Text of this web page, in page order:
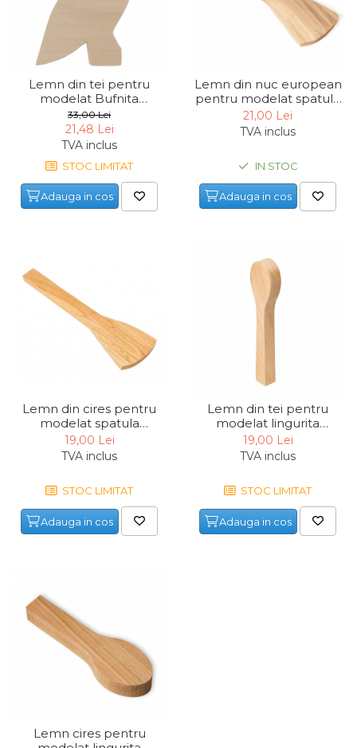
Lemn din tei pentru
modelat Bufnita
BeaverCraft Bird Owl, 100
mm
33,00 Lei
21,48 Lei
TVA inclus
STOC LIMITAT
Adauga in cos
Lemn din nuc european
pentru modelat spatula
BeaverCraft B11 Walnut,
290 mm
21,00 Lei
TVA inclus
IN STOC
Adauga in cos
Lemn din cires pentru
modelat spatula
BeaverCraft B11 Walnut,
290 mm
19,00 Lei
TVA inclus
STOC LIMITAT
Adauga in cos
Lemn din tei pentru
modelat lingurita
BeaverCraft B6, 150 mm
19,00 Lei
TVA inclus
STOC LIMITAT
Adauga in cos
Lemn cires pentru